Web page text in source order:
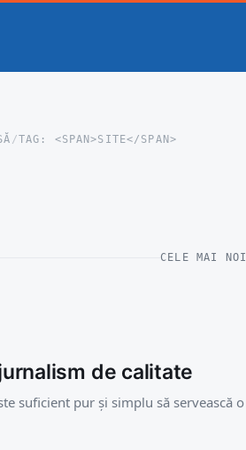
/TAG: <SPAN>SITE</SPAN>
CELE MAI NOI
de calitate
suficient pur și simplu să servească o